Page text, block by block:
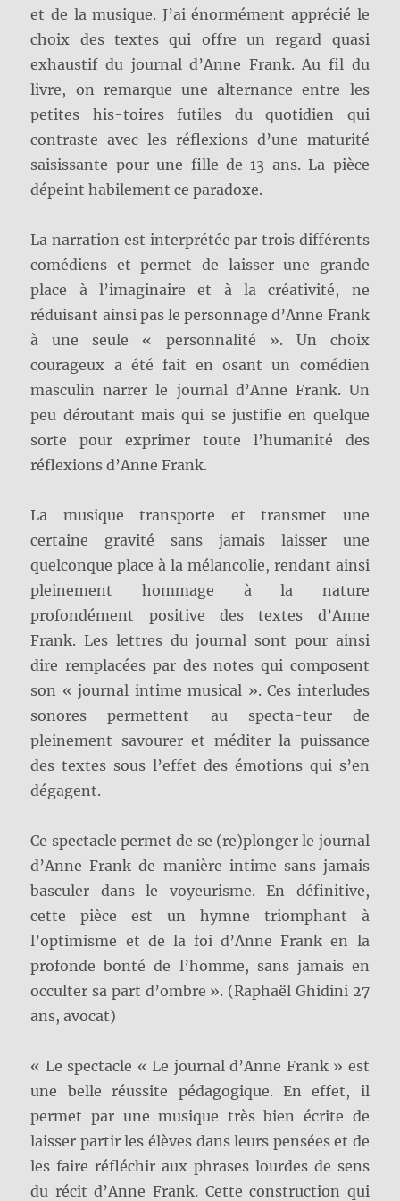
et de la musique. J’ai énormément apprécié le
choix des textes qui offre un regard quasi
exhaustif du journal d’Anne Frank. Au fil du
livre, on remarque une alternance entre les
petites his-toires futiles du quotidien qui
contraste avec les réflexions d’une maturité
saisissante pour une fille de 13 ans. La pièce
dépeint habilement ce paradoxe.
La narration est interprétée par trois différents
comédiens et permet de laisser une grande
place à l’imaginaire et à la créativité, ne
réduisant ainsi pas le personnage d’Anne Frank
à une seule « personnalité ». Un choix
courageux a été fait en osant un comédien
masculin narrer le journal d’Anne Frank. Un
peu déroutant mais qui se justifie en quelque
sorte pour exprimer toute l’humanité des
réflexions d’Anne Frank.
La musique transporte et transmet une
certaine gravité sans jamais laisser une
quelconque place à la mélancolie, rendant ainsi
pleinement hommage à la nature
profondément positive des textes d’Anne
Frank. Les lettres du journal sont pour ainsi
dire remplacées par des notes qui composent
son « journal intime musical ». Ces interludes
sonores permettent au specta-teur de
pleinement savourer et méditer la puissance
des textes sous l’effet des émotions qui s’en
dégagent.
Ce spectacle permet de se (re)plonger le journal
d’Anne Frank de manière intime sans jamais
basculer dans le voyeurisme. En définitive,
cette pièce est un hymne triomphant à
l’optimisme et de la foi d’Anne Frank en la
profonde bonté de l’homme, sans jamais en
occulter sa part d’ombre ». (Raphaël Ghidini 27
ans, avocat)
« Le spectacle « Le journal d’Anne Frank » est
une belle réussite pédagogique. En effet, il
permet par une musique très bien écrite de
laisser partir les élèves dans leurs pensées et de
les faire réfléchir aux phrases lourdes de sens
du récit d’Anne Frank. Cette construction qui